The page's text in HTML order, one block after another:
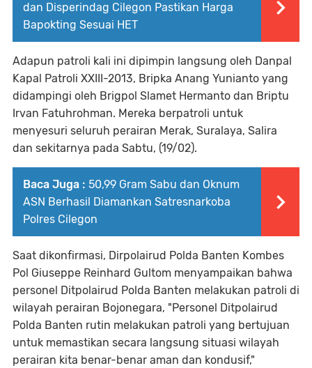
dan Disperindag Cilegon Pastikan Harga
Bapokting Sesuai HET
Adapun patroli kali ini dipimpin langsung oleh Danpal
Kapal Patroli XXIII-2013, Bripka Anang Yunianto yang
didampingi oleh Brigpol Slamet Hermanto dan Briptu
Irvan Fatuhrohman. Mereka berpatroli untuk
menyesuri seluruh perairan Merak, Suralaya, Salira
dan sekitarnya pada Sabtu, (19/02).
Baca Juga : 50,99 Gram Sabu dan Oknum
ASN Berhasil Diamankan Satresnarkoba
Polres Cilegon
Saat dikonfirmasi, Dirpolairud Polda Banten Kombes
Pol Giuseppe Reinhard Gultom menyampaikan bahwa
personel Ditpolairud Polda Banten melakukan patroli di
wilayah perairan Bojonegara, "Personel Ditpolairud
Polda Banten rutin melakukan patroli yang bertujuan
untuk memastikan secara langsung situasi wilayah
perairan kita benar-benar aman dan kondusif,"